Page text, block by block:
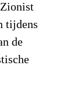
tijdens
de